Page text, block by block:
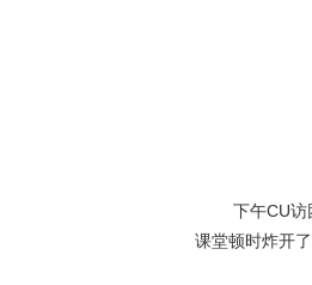
下午CU访
课堂顿时炸开